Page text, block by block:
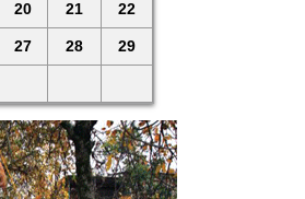
20 21 22
27 28 29